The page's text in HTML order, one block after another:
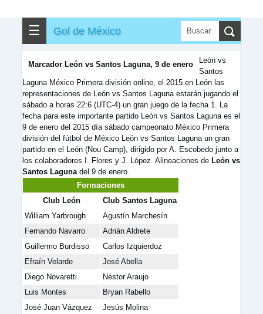
☰ Gol de México
Marcador León vs Santos Laguna, 9 de enero
León vs
Santos
Laguna México Primera división online, el 2015 en León las
representaciones de León vs Santos Laguna estarán jugando el
sábado a horas 22:6 (UTC-4) un gran juego de la fecha 1. La
fecha para este importante partido León vs Santos Laguna es el
9 de enero del 2015 día sábado campeonato México Primera
división del fútbol de México León vs Santos Laguna un gran
partido en el León (Nou Camp), dirigido por A. Escobedo junto a
los colaboradores I. Flores y J. López. Alineaciones de León vs
Santos Lagunadel 9 de enero.
Formaciones
Club León
Club Santos Laguna
William Yarbrough
Agustín Marchesín
Fernando Navarro
Adrián Aldrete
Guillermo Burdisso
Carlos Izquierdoz
Efraín Velarde
José Abella
Diego Novaretti
Néstor Araujo
Luis Montes
Bryan Rabello
José Juan Vázquez
Jesús Molina
✎ Otros ▼